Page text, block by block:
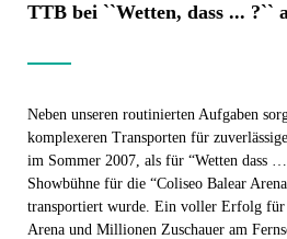
TTB bei ``Wetten, dass ... ?``
Neben unseren routinierten Aufgaben
komplexeren Transporten für
im Sommer 2007, als für “Wetten dass
Showbühne für die “Coliseo Balear
transportiert wurde. Ein voller Erfolg für
Arena und Millionen Zuschauer am